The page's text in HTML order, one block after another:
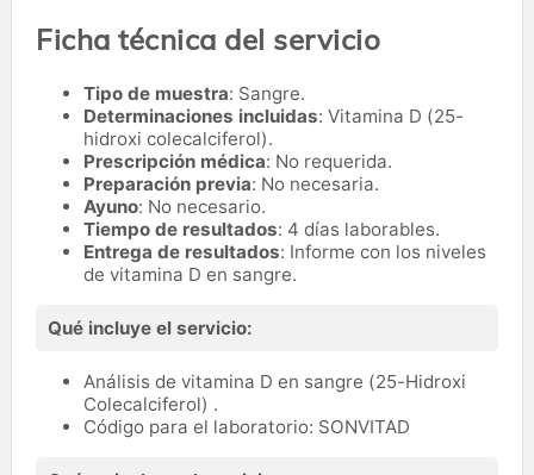
Ficha técnica del servicio
Tipo de muestra: Sangre.
Determinaciones incluidas: Vitamina D (25-
hidroxi colecalciferol).
Prescripción médica: No requerida.
Preparación previa: No necesaria.
Ayuno: No necesario.
Tiempo de resultados: 4 días laborables.
Entrega de resultados: Informe con los niveles
de vitamina D en sangre.
Qué incluye el servicio:
Análisis de vitamina D en sangre (25-Hidroxi
Colecalciferol) .
Código para el laboratorio: SONVITAD